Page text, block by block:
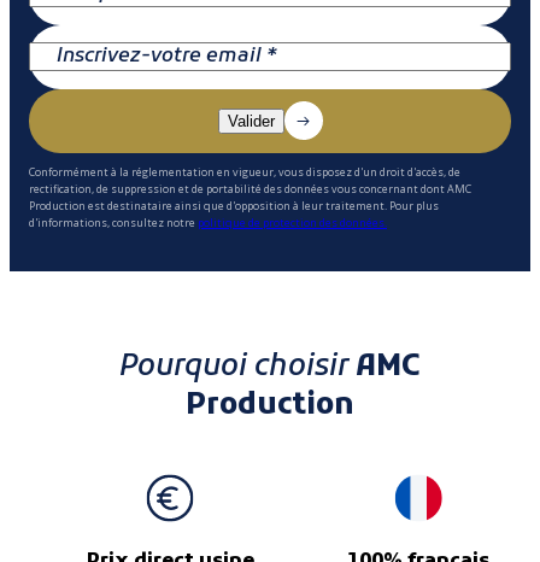
Conformément à la réglementation en vigueur, vous disposez d'un droit d'accès, de
rectification, de suppression et de portabilité des données vous concernant dont AMC
Production est destinataire ainsi que d'opposition à leur traitement. Pour plus
d'informations, consultez notre politique de protection des données.
Pourquoi choisirAMC
Production